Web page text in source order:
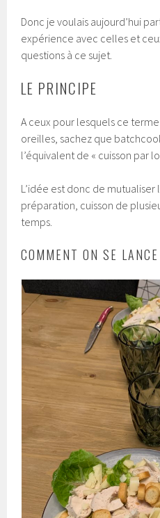
Donc je voulais aujourd’hui
expérience avec celles et
questions à ce sujet.
LE PRINCIPE
A ceux pour lesquels ce
oreilles, sachez que
l’équivalent de « cuisson par
L’idée est donc de
préparation, cuisson de
temps.
COMMENT ON SE